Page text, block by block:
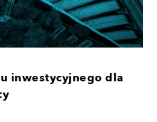
inwestycyjnego dla